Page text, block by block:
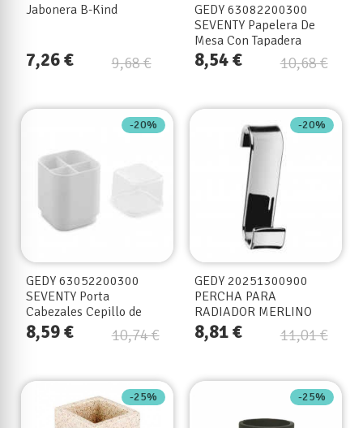
Jabonera B-Kind
9,68 €
7,26 €
GEDY 63082200300
SEVENTY Papelera De
Mesa Con Tapadera
10,68 €
8,54 €
-20%
GEDY 63052200300
SEVENTY Porta
Cabezales Cepillo de
Dientes Blanco
10,74 €
8,59 €
-20%
GEDY 20251300900
PERCHA PARA
RADIADOR MERLINO
CROMO
11,01 €
8,81 €
-25% -25%